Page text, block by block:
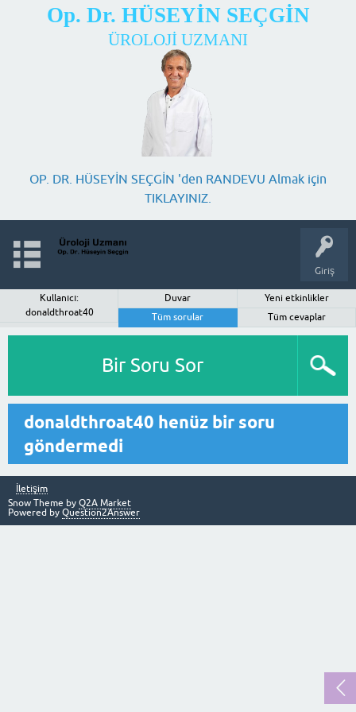
Op. Dr. HÜSEYİN SEÇGİN
ÜROLOJİ UZMANI
OP. DR. HÜSEYİN SEÇGİN 'den RANDEVU Almak için
TIKLAYINIZ.
Giriş
Kullanıcı:
donaldthroat40
Duvar
Yeni etkinlikler
Tüm sorular
Tüm cevaplar
Bir Soru Sor
donaldthroat40 henüz bir soru
göndermedi
İletişim
Snow Theme by Q2A Market
Powered by Question2Answer